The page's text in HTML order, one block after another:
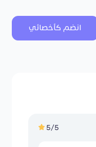
انضم كأخصائي
5/5